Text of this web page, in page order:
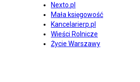
Nexto.pl
Mała księgowość
Kancelarierp.pl
Wieści Rolnicze
Życie Warszawy